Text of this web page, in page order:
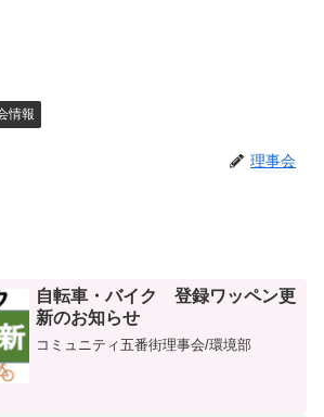
情報
理事会
自転車・バイク 登録ワッペン更
新のお知らせ
コミュニティ五番街理事会/環境部